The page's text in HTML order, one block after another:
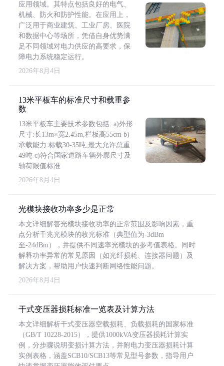
应用领域。其特点包括良好的电气、
机械、防火和防护性能。在应用上，
广泛用于商业建筑、工业厂房、医院
和数据中心等场所，凭借自身优势满
足不同领域对电力供应的高要求，保
障电力系统稳定运行。
2026年8月4日
13米平板车的标准尺寸和载重参
数
13米平板车主要技术参数包括: a)外形
尺寸:长13m×宽2.45m,栏板高55cm b)
承载能力:标载30-35吨,最大允许总重
49吨 c)符合国家道路车辆外廓尺寸及
轴荷限值标准
2026年8月4日
光模块接收功率多少是正常
本文详细解答光模块接收功率的正常范围及影响因素，重
点分析千兆光模块的收光标准（典型值为-3dBm
至-24dBm），并提供不同速率光模块的参考值表格。同时
解释功率异常的常见原因（如光纤损耗、连接器问题）及
解决方案，帮助用户快速判断网络性能问题。
2026年8月4日
干式变压器损耗标准一览表及计算方法
本文详细解析干式变压器空载损耗、负载损耗的国家标准
（GB/T 10228-2015），提供1000kVA变压器损耗计算实
例，分步骤说明变损计算方法，并附电力变压器损耗计算
实例表格，涵盖SCB10/SCB13等常见型号参数，指导用户